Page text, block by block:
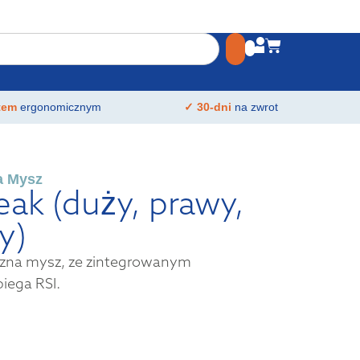
ergonomicznym ✓ 30-dni na zwrot
Mysz
(duży, prawy,
mysz, ze zintegrowanym
RSI.